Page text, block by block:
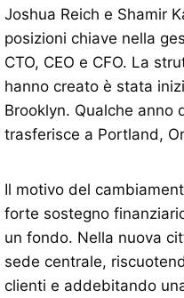
Joshua Reich e Shamir
posizioni chiave nella
CTO, CEO e CFO. La
hanno creato è stata
Brooklyn. Qualche anno
trasferisce a Portland,
Il motivo del
forte sostegno
un fondo. Nella nuova
sede centrale,
clienti e addebitando